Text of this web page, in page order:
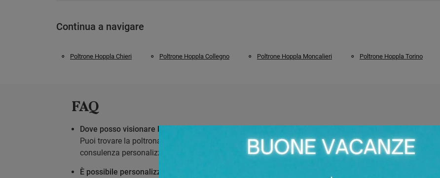
Continua a navigare
Poltrone Hoppla Chieri Poltrone Hoppla Collegno Poltrone Hoppla Moncalieri Poltrone Hoppla Torino
FAQ
Dove posso visionare la poltrona Gioia Hoppla a Torino?
Puoi trovare la poltrona Gioia Hoppla presso il nostro showroom Area Arredamenti in Corso Racconigi,
consulenza personalizzata.
È possibile personalizzare le dimensioni o il rivestimento della poltrona Gioia Hoppla?